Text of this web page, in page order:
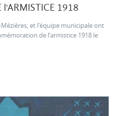
l'ARMISTICE 1918
et l’équipe municipale ont
de l’armistice 1918 le